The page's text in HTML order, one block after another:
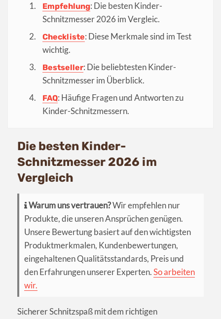
Empfehlung: Die besten Kinder-
Schnitzmesser 2026 im Vergleic.
Checkliste: Diese Merkmale sind im Test
wichtig.
Bestseller: Die beliebtesten Kinder-
Schnitzmesser im Überblick.
FAQ: Häufige Fragen und Antworten zu
Kinder-Schnitzmessern.
Die besten Kinder-
Schnitzmesser 2026 im
Vergleich
Warum uns vertrauen?Wir empfehlen nur
Produkte, die unseren Ansprüchen genügen.
Unsere Bewertung basiert auf den wichtigsten
Produktmerkmalen, Kundenbewertungen,
eingehaltenen Qualitätsstandards, Preis und
den Erfahrungen unserer Experten.So arbeiten
wir.
Sicherer Schnitzspaß mit dem richtigen